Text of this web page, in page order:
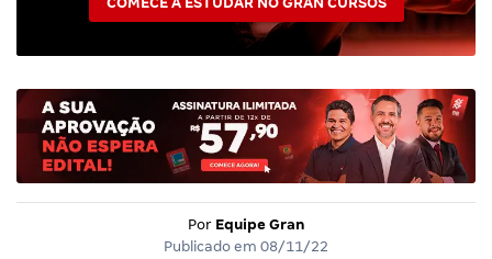
Por Equipe Gran
Publicado em 08/11/22